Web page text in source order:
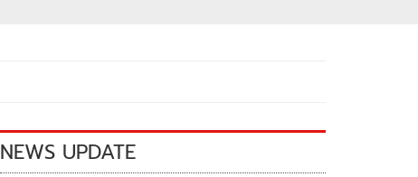
NEWS UPDATE